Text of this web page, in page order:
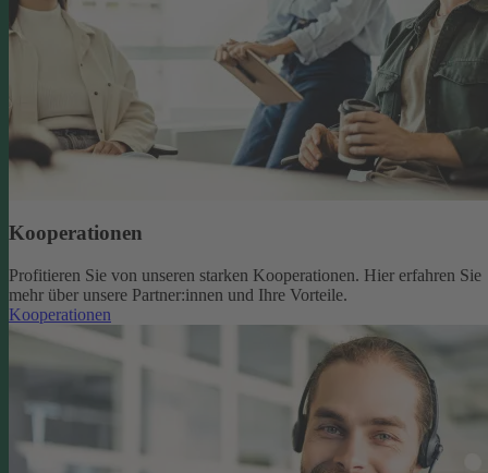
Kooperationen
Profitieren Sie von unseren starken Kooperationen. Hier erfahren Sie
mehr über unsere Partner:innen und Ihre Vorteile.
Kooperationen